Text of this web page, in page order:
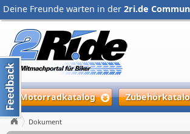
Deine Freunde warten in der 2ri.de
Motorradkatalog
Dokument